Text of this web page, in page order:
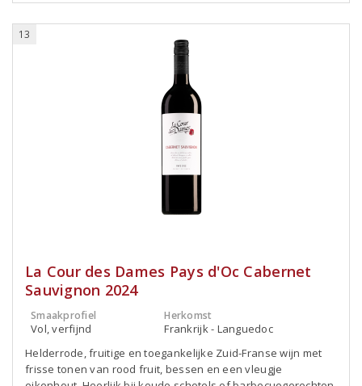
13
La Cour des Dames Pays d'Oc Cabernet
Sauvignon 2024
Smaakprofiel
Vol, verfijnd
Herkomst
Frankrijk - Languedoc
Helderrode, fruitige en toegankelijke Zuid-Franse wijn met
frisse tonen van rood fruit, bessen en een vleugje